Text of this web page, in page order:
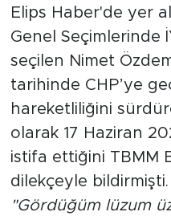
Elips Haber'de yer
Genel Seçimlerinde
seçilen Nimet
tarihinde CHP’ye
hareketliliğini
olarak 17 Haziran
istifa ettiğini TBMM
dilekçeyle
"Gördüğüm lüzum